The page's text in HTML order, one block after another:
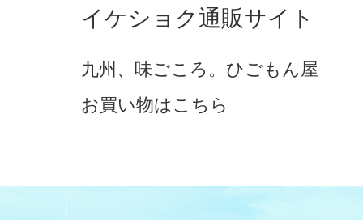
イケショク通販サイト
九州、味ごころ。ひごもん屋
お買い物はこちら